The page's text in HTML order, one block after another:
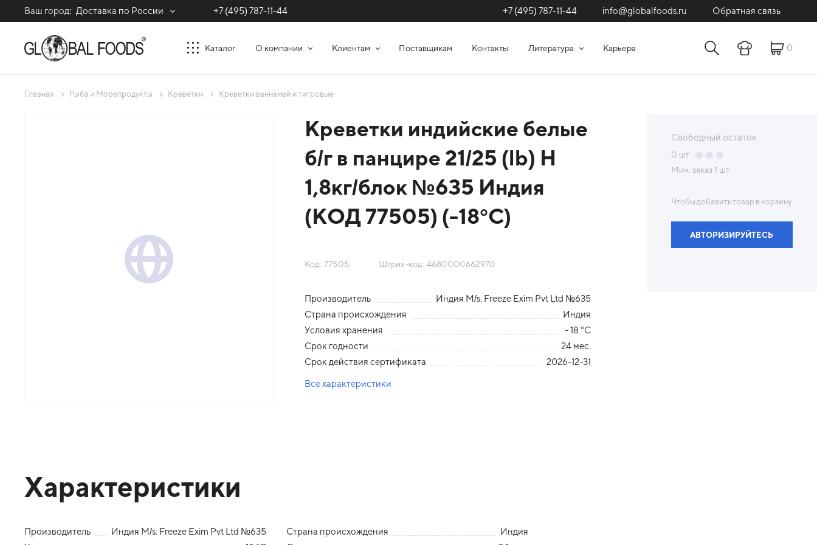
Ваш город: Доставка по России +7 (495) 787-11-44 +7 (495) 787-11-44 info@globalfoods.ru Обратная связь
Каталог О компании Клиентам Поставщикам Контакты Литература Карьера 0
Главная Рыба и Морепродукты Креветки Креветки ваннамей и тигровые
Креветки индийские белые
б/г в панцире 21/25 (lb) Н
1,8кг/блок №635 Индия
(КОД 77505) (-18°С)
Код: 77505 Штрих-код: 4680000662970
Производитель
Индия M/s. Freeze Exim Pvt Ltd №635
Страна происхождения
Индия
Условия хранения
- 18 °С
Срок годности
24 мес.
Срок действия сертификата
2026-12-31
Все характеристики
Характеристики
Производитель Индия M/s. Freeze Exim Pvt Ltd №635 Страна происхождения
Индия
Свободный остаток
0 шт
Мин. заказ 1 шт
Чтобы добавить товар в корзину
АВТОРИЗИРУЙТЕСЬ